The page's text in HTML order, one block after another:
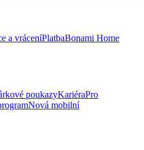
a vráceníPlatbaBonami Home
poukazyKariéraPro
Nová mobilní